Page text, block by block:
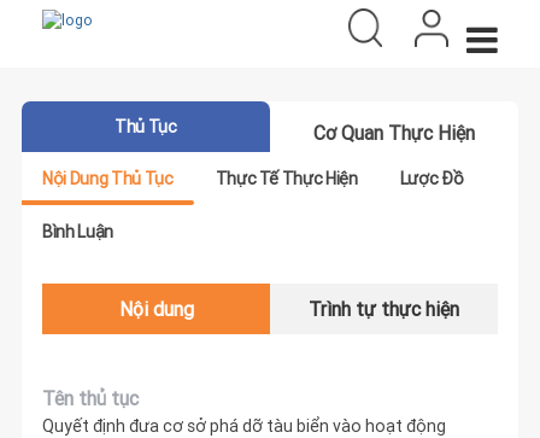
Thủ Tục Cơ Quan Thực Hiện
Nội Dung Thủ Tục Thực Tế Thực Hiện Lược Đồ
Bình Luận
Nội dung Trình tự thực hiện
Tên thủ tục
Quyết định đưa cơ sở phá dỡ tàu biển vào hoạt động